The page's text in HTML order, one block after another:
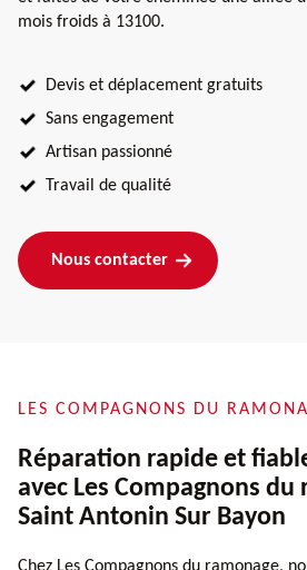
mois froids à 13100.
Devis et déplacement gratuits
Sans engagement
Artisan passionné
Travail de qualité
Nous contacter
LES COMPAGNONS DU
Réparation rapide et
avec Les Compagnons du
Saint Antonin Sur Bayon
Chez Les Compagnons du ramonage,